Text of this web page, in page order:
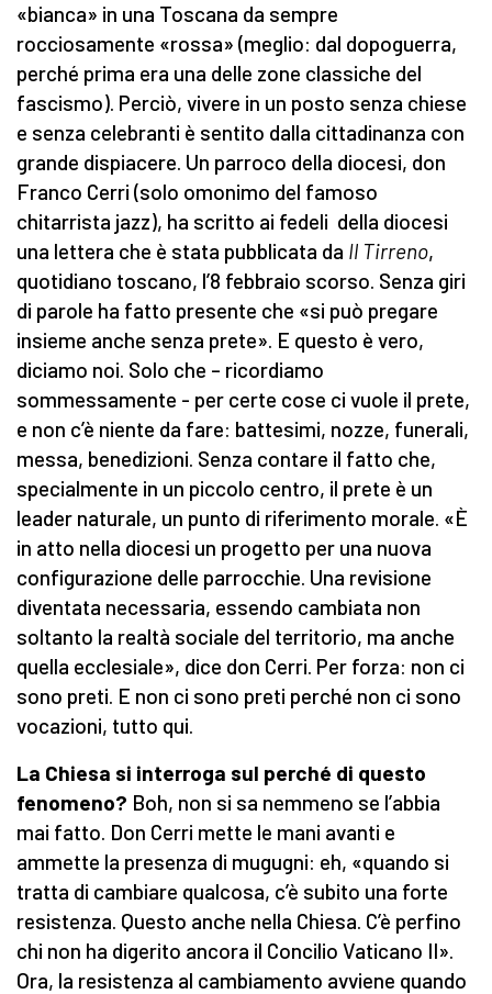
«bianca» in una Toscana da sempre
rocciosamente «rossa» (meglio: dal dopoguerra,
perché prima era una delle zone classiche del
fascismo). Perciò, vivere in un posto senza chiese
e senza celebranti è sentito dalla cittadinanza con
grande dispiacere. Un parroco della diocesi, don
Franco Cerri (solo omonimo del famoso
chitarrista jazz), ha scritto ai fedeli della diocesi
una lettera che è stata pubblicata da Il Tirreno,
quotidiano toscano, l’8 febbraio scorso. Senza giri
di parole ha fatto presente che «si può pregare
insieme anche senza prete». E questo è vero,
diciamo noi. Solo che – ricordiamo
sommessamente - per certe cose ci vuole il prete,
e non c’è niente da fare: battesimi, nozze, funerali,
messa, benedizioni. Senza contare il fatto che,
specialmente in un piccolo centro, il prete è un
leader naturale, un punto di riferimento morale. «È
in atto nella diocesi un progetto per una nuova
configurazione delle parrocchie. Una revisione
diventata necessaria, essendo cambiata non
soltanto la realtà sociale del territorio, ma anche
quella ecclesiale», dice don Cerri. Per forza: non ci
sono preti. E non ci sono preti perché non ci sono
vocazioni, tutto qui.
La Chiesa si interroga sul perché di questo
fenomeno? Boh, non si sa nemmeno se l’abbia
mai fatto. Don Cerri mette le mani avanti e
ammette la presenza di mugugni: eh, «quando si
tratta di cambiare qualcosa, c’è subito una forte
resistenza. Questo anche nella Chiesa. C’è perfino
chi non ha digerito ancora il Concilio Vaticano II».
Ora, la resistenza al cambiamento avviene quando